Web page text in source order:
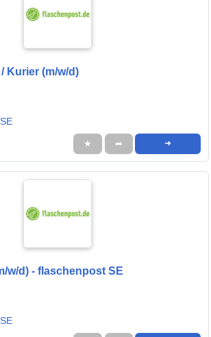
Kurier (m/w/d)
★ ➦ ➜
w/d) - flaschenpost SE